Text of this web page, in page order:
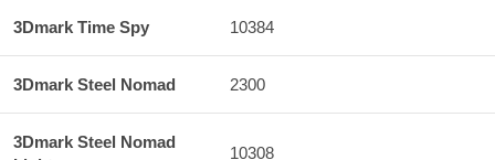
3Dmark Time Spy 10384
3Dmark Steel Nomad 2300
3Dmark Steel Nomad
10308